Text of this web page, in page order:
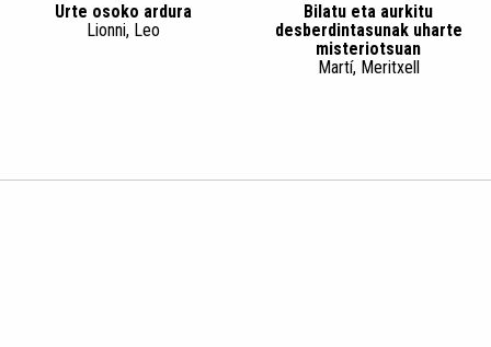
Urte osoko ardura
Lionni, Leo
Bilatu eta aurkitu
desberdintasunak uharte
misteriotsuan
Martí, Meritxell